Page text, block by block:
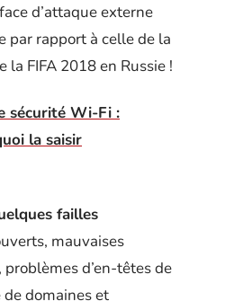
d’attaque externe
par rapport à celle de la
la FIFA 2018 en Russie !
sécurité Wi-Fi :
la saisir
failles
mauvaises
d’en-têtes de
domaines et